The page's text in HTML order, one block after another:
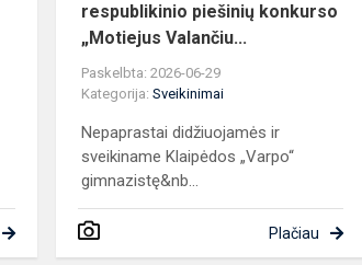
respublikinio piešinių konkurso
„Motiejus Valančiu...
Paskelbta: 2026-06-29
Kategorija:Sveikinimai
Nepaprastai didžiuojamės ir
sveikiname Klaipėdos „Varpo“
gimnazistę&nb...
Plačiau